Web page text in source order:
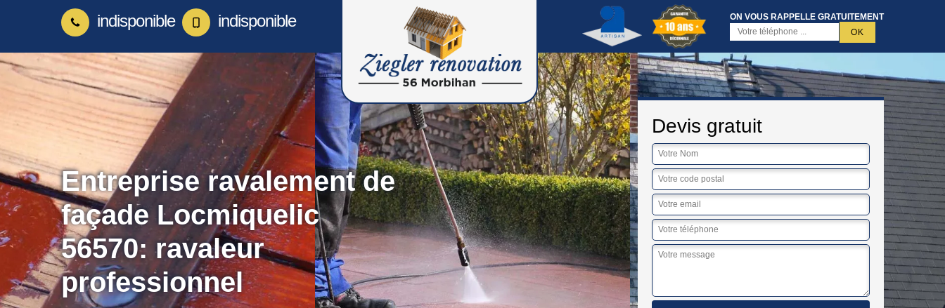
indisponible indisponible ON VOUS RAPPELLE GRATUITEMENT
Entreprise ravalement de
façade Locmiquelic
56570: ravaleur
professionnel
Devis gratuit